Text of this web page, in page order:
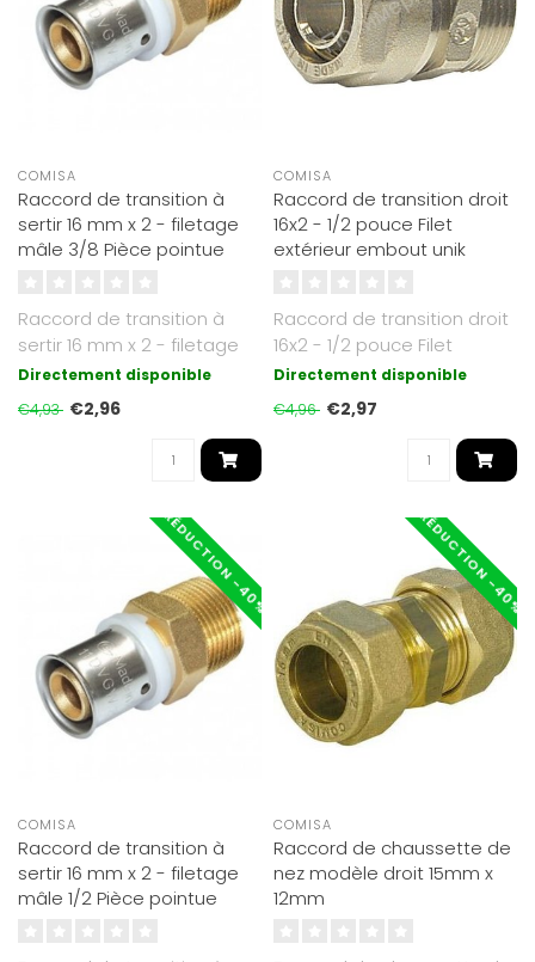
COMISA
Raccord de transition à
sertir 16 mm x 2 - filetage
mâle 3/8 Pièce pointue
Raccord de transition à
sertir 16 mm x 2 - filetage
mâle 3/8 pouces
homologué..
Directement disponible
€4,93 €2,96
COMISA
Raccord de transition droit
16x2 - 1/2 pouce Filet
extérieur embout unik
Raccord de transition droit
16x2 - 1/2 pouce Filet
extérieur embout unik..
Directement disponible
€4,96 €2,97
RÉDUCTION -40%
COMISA
Raccord de transition à
sertir 16 mm x 2 - filetage
mâle 1/2 Pièce pointue
RÉDUCTION -40%
COMISA
Raccord de chaussette de
nez modèle droit 15mm x
12mm